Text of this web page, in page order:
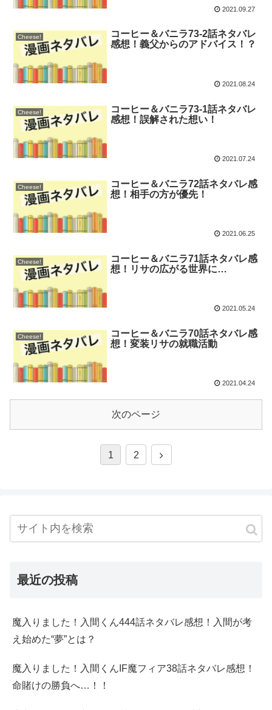
2021.09.27
Cheese!
コーヒー＆バニラ73-2話ネタバレ
感想！義父からのアドバイス！？
2021.08.24
Cheese!
コーヒー＆バニラ73-1話ネタバレ
感想！誤解された想い！
2021.07.24
Cheese!
コーヒー＆バニラ72話ネタバレ感
想！相手の方が優先！
2021.06.25
Cheese!
コーヒー＆バニラ71話ネタバレ感
想！リサの広がる世界に…
2021.05.24
Cheese!
コーヒー＆バニラ70話ネタバレ感
想！変装リサの就職活動
2021.04.24
次のページ
1 2
最近の投稿
魔入りました！入間くん444話ネタバレ感想！入間が考
え始めた“夢”とは？
魔入りました！入間くんIF魔フィア38話ネタバレ感想！
命賭けの勝負へ…！！